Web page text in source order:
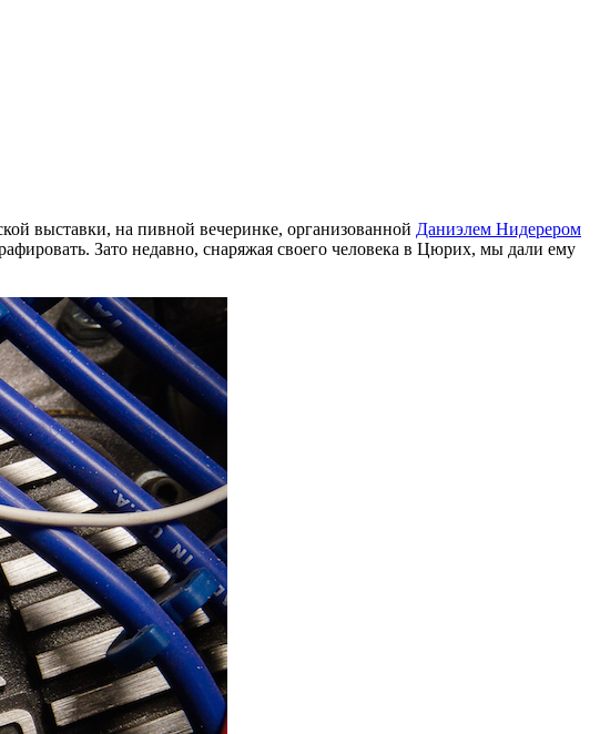
выставки, на пивной вечеринке, организованной Даниэлем Нидерером
Зато недавно, снаряжая своего человека в Цюрих, мы дали ему